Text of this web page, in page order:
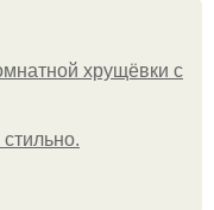
хрущёвки с